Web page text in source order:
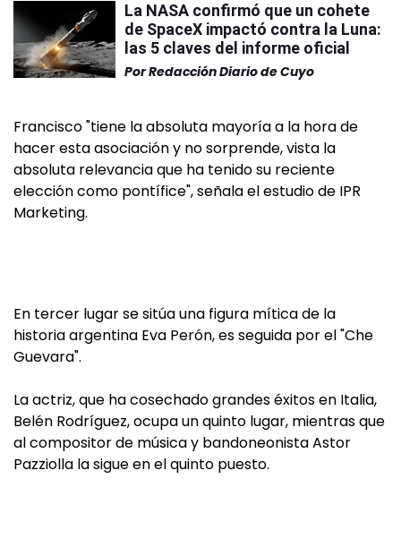
La NASA confirmó que un cohete
de SpaceX impactó contra la Luna:
las 5 claves del informe oficial
PorRedacción Diario de Cuyo
Francisco "tiene la absoluta mayoría a la hora de
hacer esta asociación y no sorprende, vista la
absoluta relevancia que ha tenido su reciente
elección como pontífice", señala el estudio de IPR
Marketing.
En tercer lugar se sitúa una figura mítica de la
historia argentina Eva Perón, es seguida por el "Che
Guevara".
La actriz, que ha cosechado grandes éxitos en Italia,
Belén Rodríguez, ocupa un quinto lugar, mientras que
al compositor de música y bandoneonista Astor
Pazziolla la sigue en el quinto puesto.